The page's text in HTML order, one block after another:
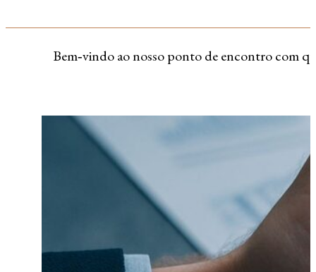
Bem‑vindo ao nosso ponto de encontro com